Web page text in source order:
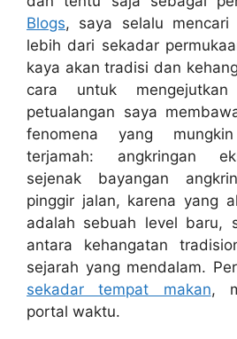
Blogs, saya selalu mencari
lebih dari sekadar
kaya akan tradisi dan
cara untuk
petualangan saya
fenomena yang
terjamah: angkringan
sejenak bayangan
pinggir jalan, karena yang
adalah sebuah level baru,
antara kehangatan
sejarah yang mendalam.
sekadar tempat makan,
portal waktu.